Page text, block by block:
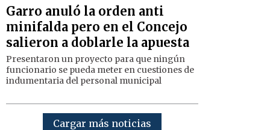
Garro anuló la orden anti
minifalda pero en el Concejo
salieron a doblarle la apuesta
Presentaron un proyecto para que ningún
funcionario se pueda meter en cuestiones de
indumentaria del personal municipal
Cargar más noticias